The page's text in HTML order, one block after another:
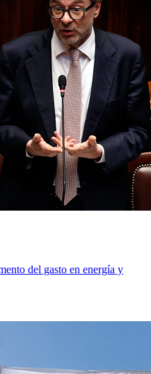
del gasto en energía y